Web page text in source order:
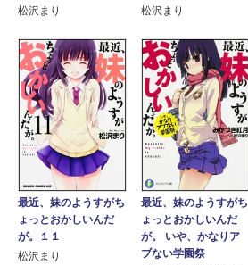
松沢まり
松沢まり
最近、妹のようすがち
ょっとおかしいんだ
が。１１
松沢まり
最近、妹のようすがち
ょっとおかしいんだ
が。 いや、かなりア
ブない学園祭